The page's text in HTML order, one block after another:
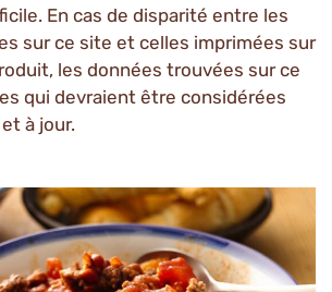
En cas de disparité entre les
sur ce site et celles imprimées sur
les données trouvées sur ce
qui devraient être considérées
à jour.